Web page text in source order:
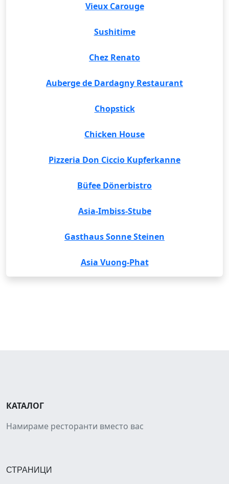
Vieux Carouge
Sushitime
Chez Renato
Auberge de Dardagny Restaurant
Chopstick
Chicken House
Pizzeria Don Ciccio Kupferkanne
Büfee Dönerbistro
Asia-Imbiss-Stube
Gasthaus Sonne Steinen
Asia Vuong-Phat
КАТАЛОГ
Намираме ресторанти вместо вас
СТРАНИЦИ